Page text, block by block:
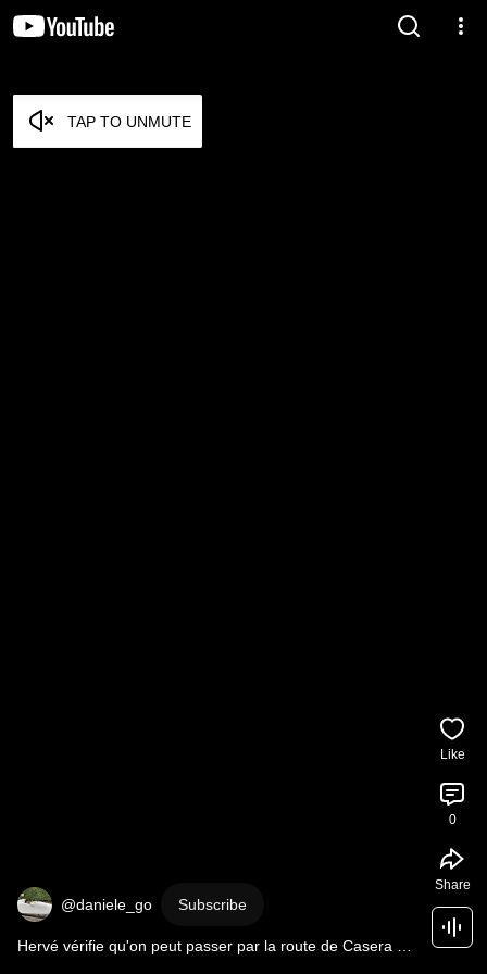
TAP TO UNMUTE
@daniele_go Subscribe
Hervé vérifie qu'on peut passer par la route de Casera
Like
0
Share